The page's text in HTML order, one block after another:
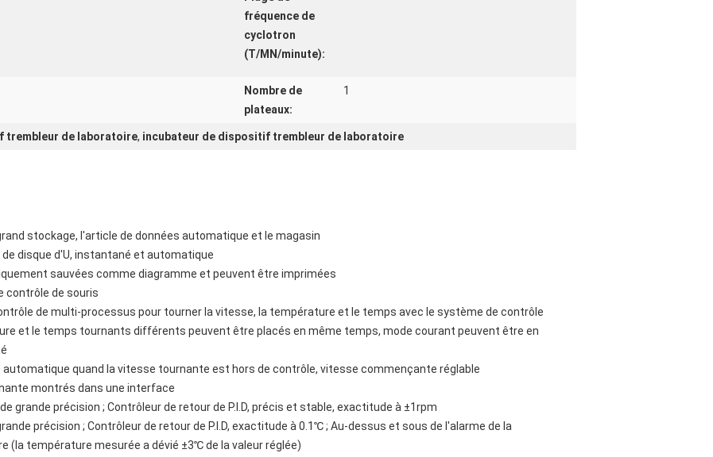
fréquence de
cyclotron
(T/MN/minute):
Nombre de
plateaux:
1
trembleur de laboratoire, incubateur de dispositif trembleur de laboratoire
stockage, l'article de données automatique et le magasin
disque d'U, instantané et automatique
sauvées comme diagramme et peuvent être imprimées
contrôle de souris
de multi-processus pour tourner la vitesse, la température et le temps avec le système de contrôle
et le temps tournants différents peuvent être placés en même temps, mode courant peuvent être en
quand la vitesse tournante est hors de contrôle, vitesse commençante réglable
montrés dans une interface
grande précision ; Contrôleur de retour de P.I.D, précis et stable, exactitude à ±1rpm
précision ; Contrôleur de retour de P.I.D, exactitude à 0.1℃ ; Au-dessus et sous de l'alarme de la
(la température mesurée a dévié ±3℃ de la valeur réglée)